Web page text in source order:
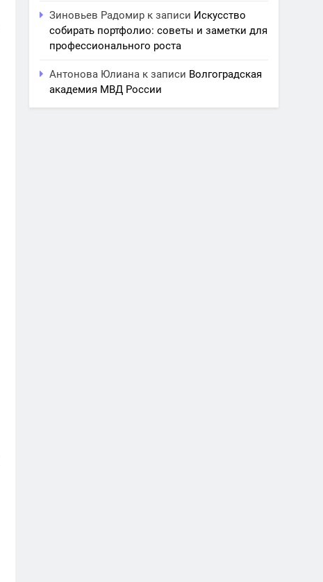
Зиновьев Радомир к записи Искусство
собирать портфолио: советы и заметки для
профессионального роста
Антонова Юлиана к записи Волгоградская
академия МВД России